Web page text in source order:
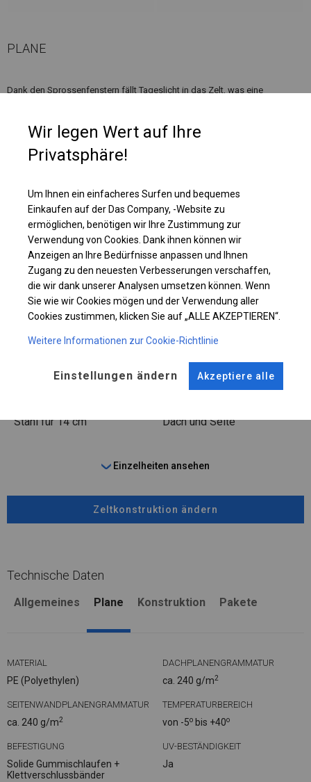
PLANE
Dank den Sprossenfenstern fällt Tageslicht in das Zelt, was eine
Einzelheiten ansehen
Plane ändern
KONSTRUKTION
WINTER PLUS
Stahl ca.fi 50 mm Stahl ca.fi 54 mm
Stahlfür 14 cm Dach und Seite
Einzelheiten ansehen
Zeltkonstruktion ändern
Technische Daten
Allgemeines Plane Konstruktion Pakete
MATERIAL
PE (Polyethylen)
DACHPLANENGRAMMATUR
ca. 240 g/m2
SEITENWANDPLANENGRAMMATUR
ca. 240 g/m2
TEMPERATURBEREICH
von -5o bis +40o
BEFESTIGUNG
Solide Gummischlaufen +
Klettverschlussbänder
UV-BESTÄNDIGKEIT
Ja
Wir legen Wert auf Ihre
Privatsphäre!
Um Ihnen ein einfacheres Surfen und bequemes
Einkaufen auf der Das Company, -Website zu
ermöglichen, benötigen wir Ihre Zustimmung zur
Verwendung von Cookies. Dank ihnen können wir
Anzeigen an Ihre Bedürfnisse anpassen und Ihnen
Zugang zu den neuesten Verbesserungen verschaffen,
die wir dank unserer Analysen umsetzen können. Wenn
Sie wie wir Cookies mögen und der Verwendung aller
Cookies zustimmen, klicken Sie auf „ALLE AKZEPTIEREN“.
Weitere Informationen zur Cookie-Richtlinie
Einstellungen ändern Akzeptiere alle